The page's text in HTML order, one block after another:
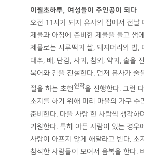
이월초하루, 여성들이 주인공이 되다
오전 11시가 되자 유사의 집에서 전날
제물과 아침에 준비한 제물을 들고 샘
제물로는 시루떡과 쌀, 돼지머리와 밥,
대추, 배, 단감, 사과, 참외, 약과, 술을
북어와 김을 진설한다. 먼저 유사가 술
절을 하는 초헌헌작을 진행한다. 그런
소지를 하기 위해 미리 마을의 가구 수
준비한다. 마을 사람 한 사람씩 생각하
기원한다. 특히 아픈 사람이 있는 경우
사람이 아프지 않게 해달라고 빈다. 소
참석한 사람들이 모여서 음복을 한다.